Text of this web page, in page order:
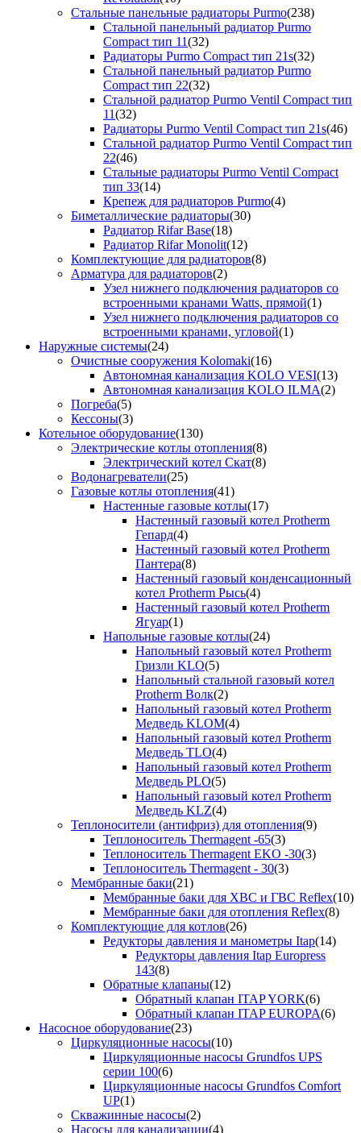
Стальные панельные радиаторы Purmo(238)
Стальной панельный радиатор Purmo
Compact тип 11(32)
Радиаторы Purmo Compact тип 21s(32)
Стальной панельный радиатор Purmo
Compact тип 22(32)
Стальной радиатор Purmo Ventil Compact тип
11(32)
Радиаторы Purmo Ventil Compact тип 21s(46)
Стальной радиатор Purmo Ventil Compact тип
22(46)
Стальные радиаторы Purmo Ventil Compact
тип 33(14)
Крепеж для радиаторов Purmo(4)
Биметаллические радиаторы(30)
Радиатор Rifar Base(18)
Радиатор Rifar Monolit(12)
Комплектующие для радиаторов(8)
Арматура для радиаторов(2)
Узел нижнего подключения радиаторов со
встроенными кранами Watts, прямой(1)
Узел нижнего подключения радиаторов со
встроенными кранами, угловой(1)
Наружные системы(24)
Очистные сооружения Kolomaki(16)
Автономная канализация KOLO VESI(13)
Автономная канализация KOLO ILMA(2)
Погреба(5)
Кессоны(3)
Котельное оборудование(130)
Электрические котлы отопления(8)
Электрический котел Скат(8)
Водонагреватели(25)
Газовые котлы отопления(41)
Настенные газовые котлы(17)
Настенный газовый котел Protherm
Гепард(4)
Настенный газовый котел Protherm
Пантера(8)
Настенный газовый конденсационный
котел Protherm Рысь(4)
Настенный газовый котел Protherm
Ягуар(1)
Напольные газовые котлы(24)
Напольный газовый котел Protherm
Гризли KLO(5)
Напольный стальной газовый котел
Protherm Волк(2)
Напольный газовый котел Protherm
Медведь KLOM(4)
Напольный газовый котел Protherm
Медведь TLO(4)
Напольный газовый котел Protherm
Медведь PLO(5)
Напольный газовый котел Protherm
Медведь KLZ(4)
Теплоносители (антифриз) для отопления(9)
Теплоноситель Thermagent -65(3)
Теплоноситель Thermagent EKO -30(3)
Теплоноситель Thermagent - 30(3)
Мембранные баки(21)
Мембранные баки для ХВС и ГВС Reflex(10)
Мембранные баки для отопления Reflex(8)
Комплектующие для котлов(26)
Редукторы давления и манометры Itap(14)
Редукторы давления Itap Europress
143(8)
Обратные клапаны(12)
Обратный клапан ITAP YORK(6)
Обратный клапан ITAP EUROPA(6)
Насосное оборудование(23)
Циркуляционные насосы(10)
Циркуляционные насосы Grundfos UPS
серии 100(6)
Циркуляционные насосы Grundfos Comfort
UP(1)
Скважинные насосы(2)
Насосы для канализации(4)